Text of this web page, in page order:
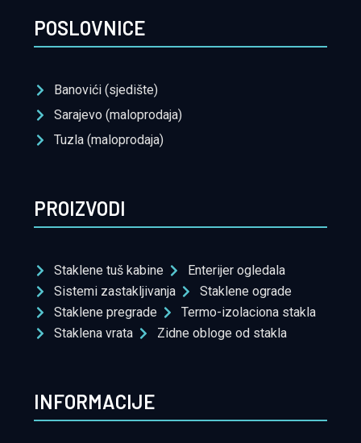
POSLOVNICE
Banovići (sjedište)
Sarajevo (maloprodaja)
Tuzla (maloprodaja)
PROIZVODI
Staklene tuš kabine
Enterijer ogledala
Sistemi zastakljivanja
Staklene ograde
Staklene pregrade
Termo-izolaciona stakla
Staklena vrata
Zidne obloge od stakla
INFORMACIJE